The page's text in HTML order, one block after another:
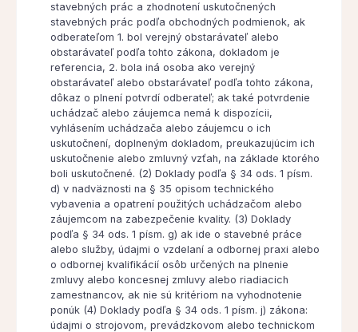
stavebných prác a zhodnotení uskutočnených
stavebných prác podľa obchodných podmienok, ak
odberateľom 1. bol verejný obstarávateľ alebo
obstarávateľ podľa tohto zákona, dokladom je
referencia, 2. bola iná osoba ako verejný
obstarávateľ alebo obstarávateľ podľa tohto zákona,
dôkaz o plnení potvrdí odberateľ; ak také potvrdenie
uchádzač alebo záujemca nemá k dispozícii,
vyhlásením uchádzača alebo záujemcu o ich
uskutočnení, doplneným dokladom, preukazujúcim ich
uskutočnenie alebo zmluvný vzťah, na základe ktorého
boli uskutočnené. (2) Doklady podľa § 34 ods. 1 písm.
d) v nadväznosti na § 35 opisom technického
vybavenia a opatrení použitých uchádzačom alebo
záujemcom na zabezpečenie kvality. (3) Doklady
podľa § 34 ods. 1 písm. g) ak ide o stavebné práce
alebo služby, údajmi o vzdelaní a odbornej praxi alebo
o odbornej kvalifikácií osôb určených na plnenie
zmluvy alebo koncesnej zmluvy alebo riadiacich
zamestnancov, ak nie sú kritériom na vyhodnotenie
ponúk (4) Doklady podľa § 34 ods. 1 písm. j) zákona:
údajmi o strojovom, prevádzkovom alebo technickom